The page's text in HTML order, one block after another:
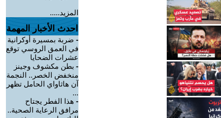
المزيد.....
احدث الأخبار المهمة
- ضربة بمسيرة أوكرانية
في العمق الروسي توقع
عشرات الضحايا
- بطن مكشوف وجينز
منخفض الخصر.. النجمة
آن هاثاواي الحامل تظهر
...
- هذا الفطر يجتاح
مرافق الرعاية الصحية..